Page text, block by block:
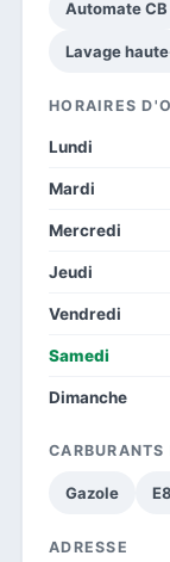
Automate CB
Lavage
HORAIRES
Lundi
Mardi
Mercredi
Jeudi
Vendredi
Samedi
Dimanche
Gazole
ADRESSE